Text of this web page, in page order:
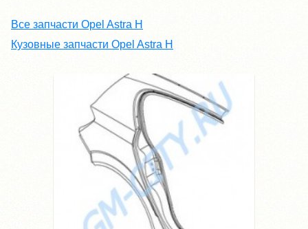
Все запчасти Opel Astra H
Кузовные запчасти Opel Astra H